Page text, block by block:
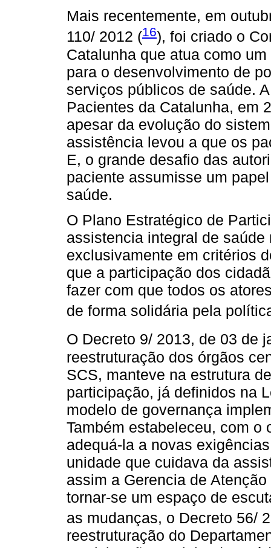
Mais recentemente, em
110/ 2012 (16), foi criado o
Catalunha que atua como
para o desenvolvimento de
serviços públicos de saúde.
Pacientes da Catalunha, em
apesar da evolução do
assistência levou a que os
E, o grande desafio das
paciente assumisse um
saúde.
O Plano Estratégico de
assistencia integral de
exclusivamente em critérios
que a participação dos
fazer com que todos os
de forma solidária pela
O Decreto 9/ 2013, de 03 de
reestruturação dos órgãos
SCS, manteve na estrutura
participação, já definidos na
modelo de governança
Também estabeleceu, com o
adequá-la a novas
unidade que cuidava da
assim a Gerencia de
tornar-se um espaço de
as mudanças, o Decreto 56/
reestruturação do